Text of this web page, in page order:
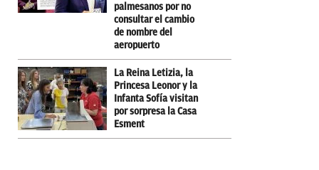
palmesanos por no
consultar el cambio
de nombre del
aeropuerto
La Reina Letizia, la
Princesa Leonor y la
Infanta Sofía visitan
por sorpresa la Casa
Esment